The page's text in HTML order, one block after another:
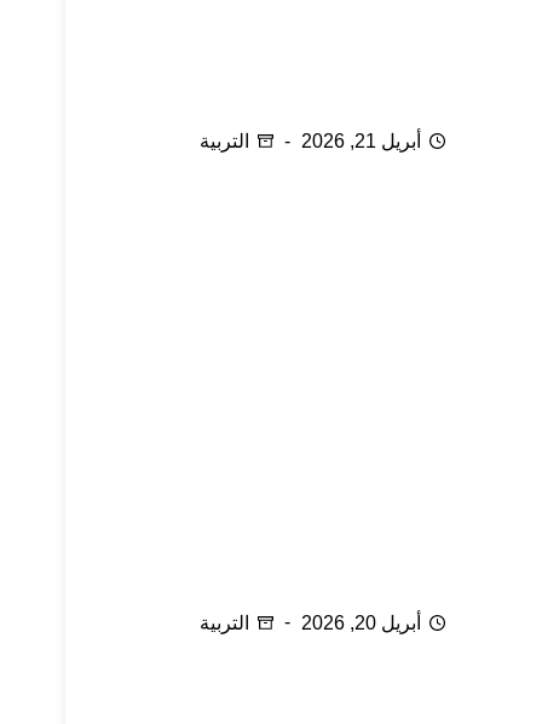
أبريل 21, 2026
التربية
أبريل 20, 2026
التربية